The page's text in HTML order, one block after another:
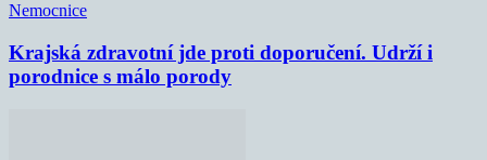
Nemocnice
Krajská zdravotní jde proti doporučení. Udrží i
porodnice s málo porody